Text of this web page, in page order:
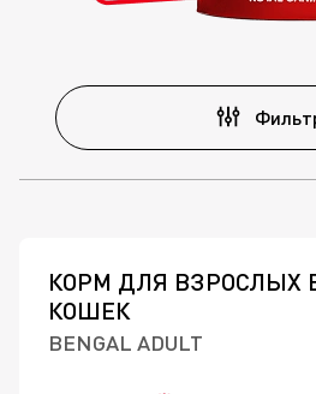
КОРМ ДЛЯ ВЗРОСЛЫХ
КОШЕК
BENGAL ADULT